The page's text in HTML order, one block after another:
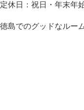
定休日： 祝日・年末年
徳島でのグッドなルー